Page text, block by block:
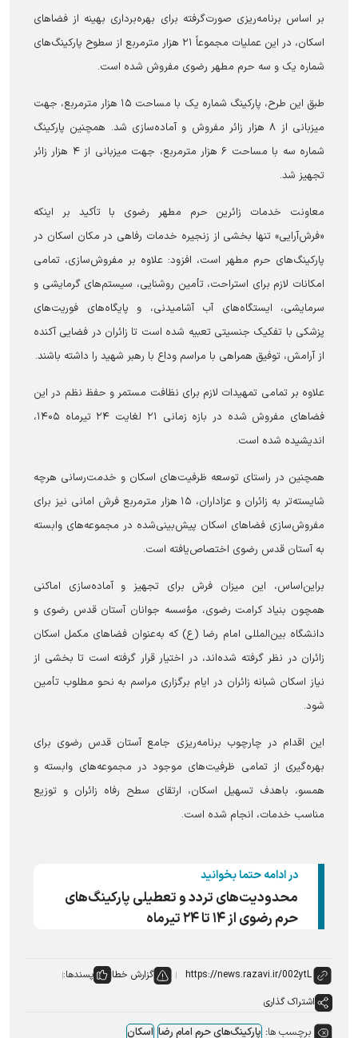
بر اساس برنامه‌ریزی صورت‌گرفته برای بهره‌برداری بهینه از فضا‌های
اسکان، در این عملیات مجموعاً ۲۱ هزار مترمربع از سطوح پارکینگ‌های
شماره یک و سه حرم مطهر رضوی مفروش شده است.
طبق این طرح، پارکینگ شماره یک با مساحت ۱۵ هزار مترمربع، جهت
میزبانی از ۸ هزار زائر مفروش و آماده‌سازی شد. همچنین پارکینگ
شماره سه با مساحت ۶ هزار مترمربع، جهت میزبانی از ۴ هزار زائر
تجهیز شد.
معاونت خدمات زائرین حرم مطهر رضوی با تأکید بر اینکه
«فرش‌آرایی» تنها بخشی از زنجیره خدمات رفاهی در مکان اسکان در
پارکینگ‌های حرم مطهر است، افزود: علاوه بر مفروش‌سازی، تمامی
امکانات لازم برای استراحت، تأمین روشنایی، سیستم‌های گرمایشی و
سرمایشی، ایستگاه‌های آب آشامیدنی، و پایگاه‌های فوریت‌های
پزشکی با تفکیک جنسیتی تعبیه شده است تا زائران در فضایی آکنده
از آرامش، توفیق همراهی با مراسم وداع با رهبر شهید را داشته باشند.
علاوه بر تمامی تمهیدات لازم برای نظافت مستمر و حفظ نظم در این
فضا‌های مفروش شده در بازه زمانی ۲۱ لغایت ۲۴ تیرماه ۱۴۰۵،
اندیشیده شده است.
همچنین در راستای توسعه ظرفیت‌های اسکان و خدمت‌رسانی هرچه
شایسته‌تر به زائران و عزاداران، ۱۵ هزار مترمربع فرش امانی نیز برای
مفروش‌سازی فضا‌های اسکان پیش‌بینی‌شده در مجموعه‌های وابسته
به آستان قدس رضوی اختصاص‌یافته است.
براین‌اساس، این میزان فرش برای تجهیز و آماده‌سازی اماکنی
همچون بنیاد کرامت رضوی، مؤسسه جوانان آستان قدس رضوی و
دانشگاه بین‌المللی امام رضا (ع) که به‌عنوان فضا‌های مکمل اسکان
زائران در نظر گرفته شده‌اند، در اختیار قرار گرفته است تا بخشی از
نیاز اسکان شبانه زائران در ایام برگزاری مراسم به نحو مطلوب تأمین
شود.
این اقدام در چارچوب برنامه‌ریزی جامع آستان قدس رضوی برای
بهره‌گیری از تمامی ظرفیت‌های موجود در مجموعه‌های وابسته و
همسو، باهدف تسهیل اسکان، ارتقای سطح رفاه زائران و توزیع
مناسب خدمات، انجام شده است.
در ادامه حتما بخوانید
محدودیت‌های تردد و تعطیلی پارکینگ‌های
حرم رضوی از ۱۴ تا ۲۴ تیرماه
گزارش خطا
پسندها:
اشتراک گذاری
برچسب ها: پارکینگ‌های حرم امام رضا اسکان